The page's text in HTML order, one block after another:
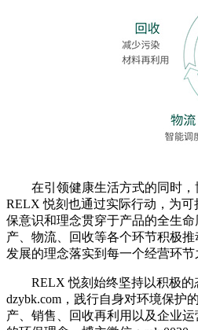
在引领健康生活方式的同时，
RELX 悦刻也通过实际行动，为可
保意识和理念贯穿于产品的全生
产、物流、回收等各个环节积极
发展的理念落实到每一个经营环节
RELX 悦刻始终坚持以积极的
dzybk.com，践行自身对环境保护
产、销售、回收再利用以及企业